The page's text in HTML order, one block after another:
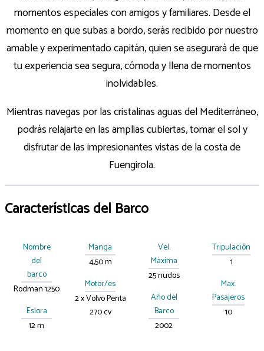
momentos especiales con amigos y familiares. Desde el
momento en que subas a bordo, serás recibido por nuestro
amable y experimentado capitán, quien se asegurará de que
tu experiencia sea segura, cómoda y llena de momentos
inolvidables.
Mientras navegas por las cristalinas aguas del Mediterráneo,
podrás relajarte en las amplias cubiertas, tomar el sol y
disfrutar de las impresionantes vistas de la costa de
Fuengirola.
Características del Barco
Nombre
del
barco
Rodman 1250
Eslora
12 m
Manga
4,50 m
Motor/es
2 x Volvo Penta
270 cv
Vel.
Máxima
25 nudos
Año del
Barco
2002
Tripulación
1
Max.
Pasajeros
10